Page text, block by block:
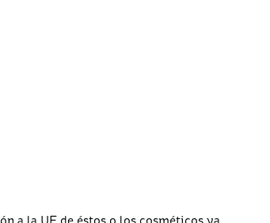
a la UE de éstos o los cosméticos ya